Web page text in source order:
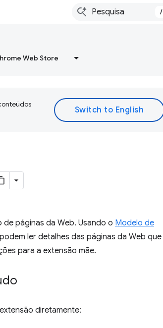
/
Web Store
páginas da Web. Usando o Modelo de
ler detalhes das páginas da Web que
para a extensão mãe.
diretamente: